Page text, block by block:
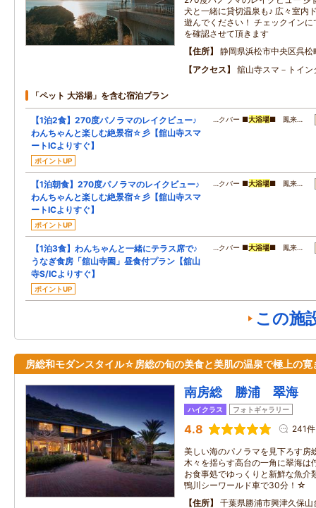
犬と一緒に貸切温泉も♪ 広々室内
遊んでください！ チェックイン
を確認させて頂きます
住所
静岡県浜松市中央区呉
アクセス
舘山寺スマ－トイン
「ペット 大浴場」を含む宿泊プラン
【1泊2食】270度パノラマのレイクビュー♪
わんちゃんと楽しむ絶景宿☆彡【舘山寺スマ
ートICよりすぐ】
ポイントUP
…クバー ■大浴場■ 鳳来…
【1泊朝食】270度パノラマのレイクビュー♪
わんちゃんと楽しむ絶景宿☆彡【舘山寺スマ
ートICよりすぐ】
ポイントUP
…クバー ■大浴場■ 鳳来…
【1泊3食】わんちゃんと一緒にテラス席で♪
うなぎ食房「舘山寺園」昼食付プラン【舘山
寺S/ICよりすぐ】
ポイントUP
…クバー ■大浴場■ 鳳来…
この施
房総和モダンスタイル☆房総の旬の美食と美肌の温泉で極上の寛
南房総 勝浦 翠海
ハイクラス フォトギャラリー
4.8 241件
美しい海のパノラマを見下ろす房
木々を揺らす高台の一角に翠海は
お食事処でゆっくりと新鮮な魚
鴨川シーワールド車で30分！☆
住所
千葉県勝浦市興津久保山